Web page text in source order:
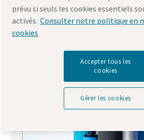
prévu si seuls les cookies essentiels
activés. Consulter notre politique en
cookies
Accepter tous les
cookies
Gérer les cookies